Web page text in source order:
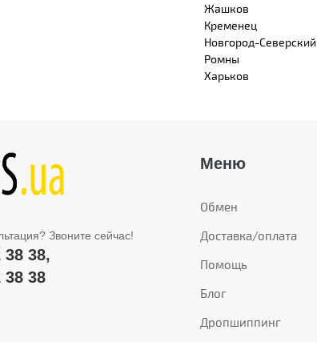
Жашков
Кременец
Новгород-Северский
Ромны
Харьков
Звоните сейчас!
38 38,
38 38
Меню
Обмен
Доставка/оплата
Помощь
Блог
Дропшиппинг